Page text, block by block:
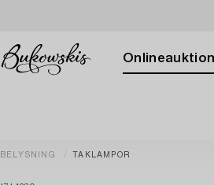
BELYSNING TAKLAMPOR